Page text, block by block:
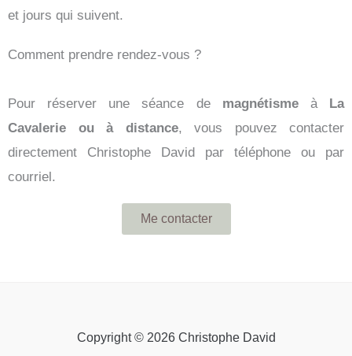
et jours qui suivent.
Comment prendre rendez-vous ?
Pour réserver une séance de magnétismeà La
Cavalerie ou à distance, vous pouvez contacter
directement Christophe David par téléphone ou par
courriel.
Me contacter
Copyright © 2026 Christophe David